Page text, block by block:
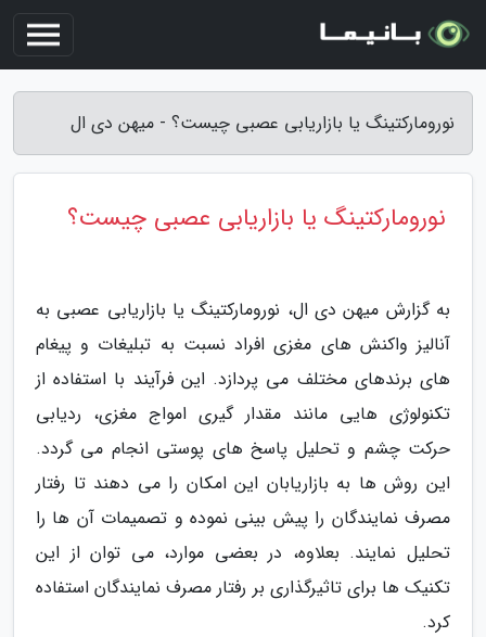
نورومارکتینگ یا بازاریابی عصبی چیست؟ - میهن دی ال
نورومارکتینگ یا بازاریابی عصبی چیست؟
به گزارش میهن دی ال، نورومارکتینگ یا بازاریابی عصبی به
آنالیز واکنش های مغزی افراد نسبت به تبلیغات و پیغام
های برندهای مختلف می پردازد. این فرآیند با استفاده از
تکنولوژی هایی مانند مقدار گیری امواج مغزی، ردیابی
حرکت چشم و تحلیل پاسخ های پوستی انجام می گردد.
این روش ها به بازاریابان این امکان را می دهند تا رفتار
مصرف نمایندگان را پیش بینی نموده و تصمیمات آن ها را
تحلیل نمایند. بعلاوه، در بعضی موارد، می توان از این
تکنیک ها برای تاثیرگذاری بر رفتار مصرف نمایندگان استفاده
کرد.